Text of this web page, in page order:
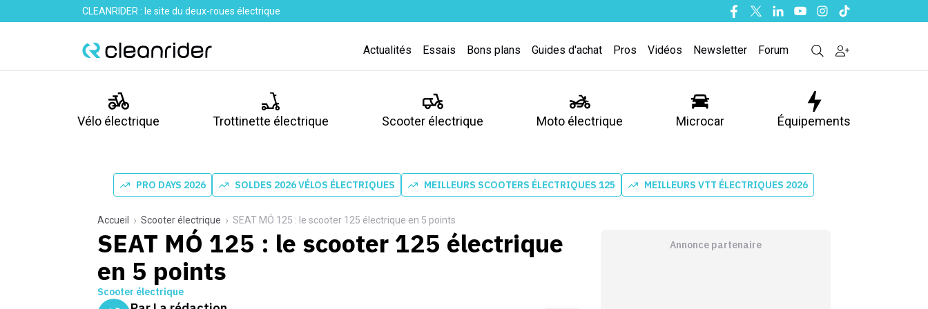
CLEANRIDER : le site du deux-roues électrique Facebook
TwitterLinkedinYoutubeInstagram
Tiktok
Actualités Essais Bons plans Guides d'achat Pros Vidéos Newsletter Forum
Vélo électrique Trottinette électrique Scooter électrique Moto électrique Microcar Équipements
PRO DAYS 2026 SOLDES 2026 VÉLOS ÉLECTRIQUES MEILLEURS SCOOTERS ÉLECTRIQUES 125 MEILLEURS VTT ÉLECTRIQUES 2026
Accueil Scooter électrique SEAT MÓ 125 : le scooter 125 électrique en 5 points
SEAT MÓ 125 : le scooter 125 électrique
en 5 points
Scooter électrique
Annonce partenaire